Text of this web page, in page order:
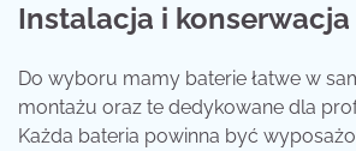
Instalacja i konserwacja
Do wyboru mamy baterie łatwe w
montażu oraz te dedykowane dla
Każda bateria powinna być